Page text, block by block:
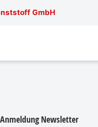
GmbH
Anmeldung Newsletter